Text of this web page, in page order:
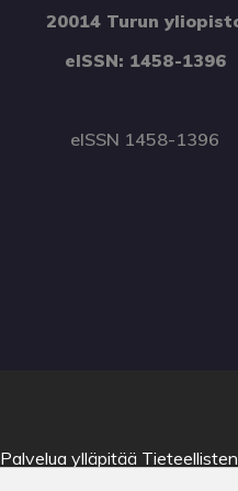
20014 Turun
eISSN: 1458-1396
eISSN 1458-1396
Palvelua ylläpitää